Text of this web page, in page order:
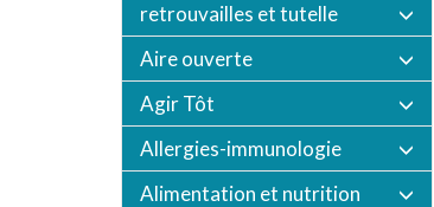
retrouvailles et tutelle
Aire ouverte
Agir Tôt
Allergies-immunologie
Alimentation et nutrition